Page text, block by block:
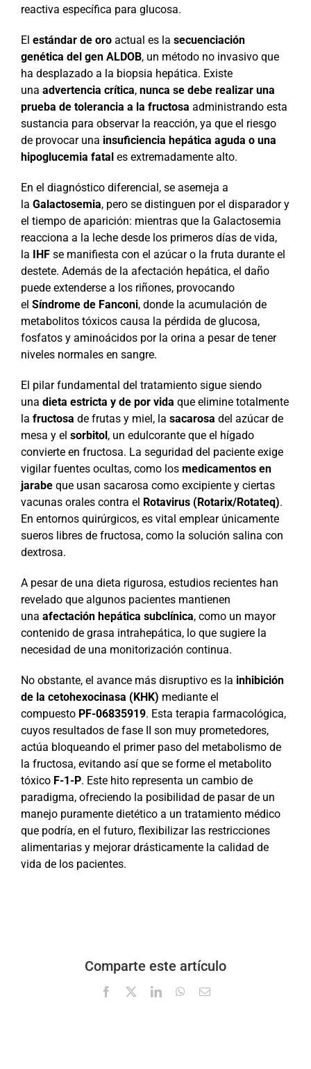
reactiva específica para glucosa.
El estándar de oroactual es la secuenciación
genética del gen ALDOB, un método no invasivo que
ha desplazado a la biopsia hepática. Existe
una advertencia crítica, nunca se debe realizar una
prueba de tolerancia a la fructosa administrando esta
sustancia para observar la reacción, ya que el riesgo
de provocar una insuficiencia hepática aguda o una
hipoglucemia fatales extremadamente alto.
En el diagnóstico diferencial, se asemeja a
la Galactosemia, pero se distinguen por el disparador y
el tiempo de aparición: mientras que la Galactosemia
reacciona a la leche desde los primeros días de vida,
la IHFse manifiesta con el azúcar o la fruta durante el
destete. Además de la afectación hepática, el daño
puede extenderse a los riñones, provocando
el Síndrome de Fanconi, donde la acumulación de
metabolitos tóxicos causa la pérdida de glucosa,
fosfatos y aminoácidos por la orina a pesar de tener
niveles normales en sangre.
El pilar fundamental del tratamiento sigue siendo
una dieta estricta y de por vida que elimine totalmente
la fructosa de frutas y miel, la sacarosa del azúcar de
mesa y el sorbitol, un edulcorante que el hígado
convierte en fructosa. La seguridad del paciente exige
vigilar fuentes ocultas, como los medicamentos en
jarabeque usan sacarosa como excipiente y ciertas
vacunas orales contra el Rotavirus (Rotarix/Rotateq).
En entornos quirúrgicos, es vital emplear únicamente
sueros libres de fructosa, como la solución salina con
dextrosa.
A pesar de una dieta rigurosa, estudios recientes han
revelado que algunos pacientes mantienen
una afectación hepática subclínica, como un mayor
contenido de grasa intrahepática, lo que sugiere la
necesidad de una monitorización continua.
No obstante, el avance más disruptivo es la inhibición
de la cetohexocinasa (KHK) mediante el
compuesto PF-06835919. Esta terapia farmacológica,
cuyos resultados de fase II son muy prometedores,
actúa bloqueando el primer paso del metabolismo de
la fructosa, evitando así que se forme el metabolito
tóxico F-1-P. Este hito representa un cambio de
paradigma, ofreciendo la posibilidad de pasar de un
manejo puramente dietético a un tratamiento médico
que podría, en el futuro, flexibilizar las restricciones
alimentarias y mejorar drásticamente la calidad de
vida de los pacientes.
Comparte este artículo
Facebook LinkedInWhatsApp
Correo